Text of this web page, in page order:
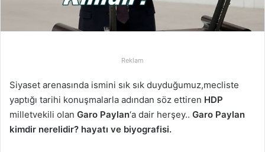
d
e
k
Reklam
Siyaset arenasında ismini sık sık duyduğumuz,mecliste
yaptığı tarihi konuşmalarla adından söz ettiren HDP
milletvekili olan Garo Paylan‘a dair herşey.. Garo Paylan
kimdir nerelidir? hayatı ve biyografisi.